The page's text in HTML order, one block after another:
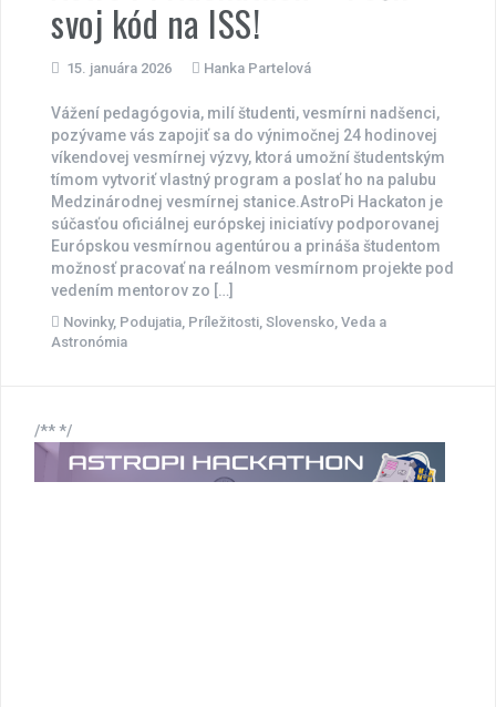
svoj kód na ISS!
15. januára 2026 Hanka Partelová
Vážení pedagógovia, milí študenti, vesmírni nadšenci,
pozývame vás zapojiť sa do výnimočnej 24 hodinovej
víkendovej vesmírnej výzvy, ktorá umožní študentským
tímom vytvoriť vlastný program a poslať ho na palubu
Medzinárodnej vesmírnej stanice.AstroPi Hackaton je
súčasťou oficiálnej európskej iniciatívy podporovanej
Európskou vesmírnou agentúrou a prináša študentom
možnosť pracovať na reálnom vesmírnom projekte pod
vedením mentorov zo […]
Novinky, Podujatia Príležitosti Slovensko Veda a
Astronómia
/** */